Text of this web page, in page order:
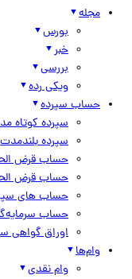
مجله
بورس
خبر
بررسی
ویکی رده
حساب سپرده
سپرده کوتاه مدت
سپرده بلندمدت
حساب قرض
حساب قرض
حساب های سپرده
حساب
اوراق گواهی سپرده
وام‌ها
وام نقدی